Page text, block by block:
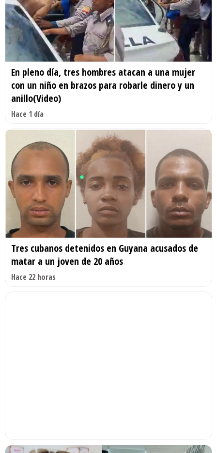
En pleno día, tres hombres atacan a una mujer
con un niño en brazos para robarle dinero y un
anillo(Video)
Hace 1 día
Tres cubanos detenidos en Guyana acusados de
matar a un joven de 20 años
Hace 22 horas